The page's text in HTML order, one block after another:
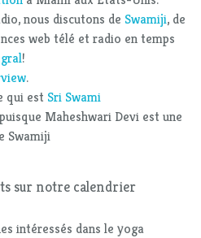
nous discutons de Swamiji, de
web télé et radio en temps
!
.
qui est Sri Swami
Maheshwari Devi est une
Swamiji
sur notre calendrier
intéressés dans le yoga